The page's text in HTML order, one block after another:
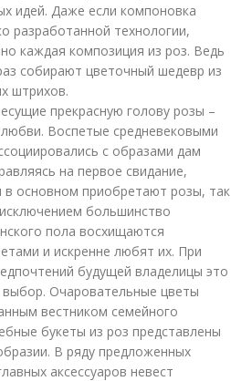
идей. Даже если компоновка
разработанной технологии,
каждая композиция из роз. Ведь
собирают цветочный шедевр из
штрихов.
прекрасную голову розы –
Воспетые средневековыми
с образами дам
на первое свидание,
основном приобретают розы, так
большинство
пола восхищаются
и искренне любят их. При
будущей владелицы это
Очаровательные цветы
вестником семейного
букеты из роз представлены
В ряду предложенных
аксессуаров невест